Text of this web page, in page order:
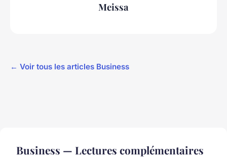
Meissa
← Voir tous les articles Business
Business — Lectures complémentaires